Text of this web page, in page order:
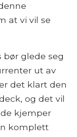
at vi vil se
bør glede seg
ut av
det klart den
og det vil
kjemper
komplett